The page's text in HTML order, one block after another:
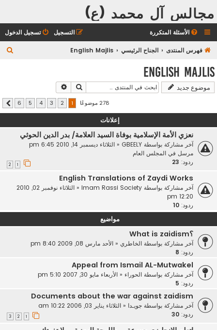
مجالس آل محمد (ع)
الأسئلة المتكررة تسجيل الدخول التسجيل
فهرس المنتدى الجناح الرئيسي English Majlis
ب
English Majlis
موضوع جديد بحث
278 موضوعًا 2
3
4
5
6 التالي
إعلانات
نعزي الأمة الإسلامية بوفاة السيد العلامة/ بدر الدين الحوثي
آخر مشاركة بواسطة GBEELY
« الثلاثاء ديسمبر 14, 2010 6:45 pm
مرسل في المجلس العام
ردود: 23
English Translations of Zaydi Works
آخر مشاركة بواسطة Imam Rassi Society
«
الثلاثاء نوفمبر 02, 2010
12:20 pm
ردود: 10
مواضيع
؟What is zaidism
آخر مشاركة بواسطة الخاطري« الأحد مارس 08, 2009 8:40 pm
ردود: 8
Appeal from Ismail AL-Mutwakel
آخر مشاركة بواسطة الحوراء« الأربعاء مايو 30, 2007 5:10 pm
ردود: 5
Documents about the war against zaidism
آخر مشاركة بواسطة جويـدا« الثلاثاء يناير 03, 2006 10:22 am
ردود: 30
3